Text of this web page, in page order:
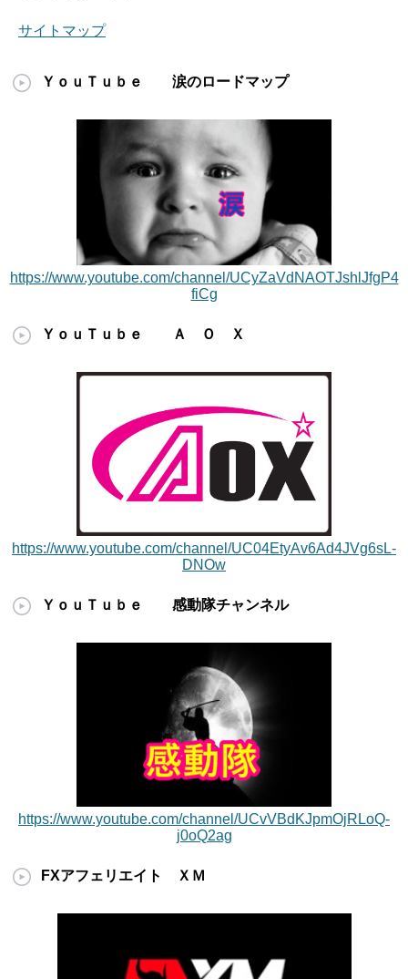
サイトマップ
ＹｏｕＴｕｂｅ 涙のロードマップ
https://www.youtube.com/channel/UCyZaVdNAOTJshlJfgP4
fiCg
ＹｏｕＴｕｂｅ Ａ Ｏ Ｘ
https://www.youtube.com/channel/UC04EtyAv6Ad4JVg6sL-
DNOw
ＹｏｕＴｕｂｅ 感動隊チャンネル
https://www.youtube.com/channel/UCvVBdKJpmOjRLoQ-
j0oQ2ag
FXアフェリエイト ＸＭ